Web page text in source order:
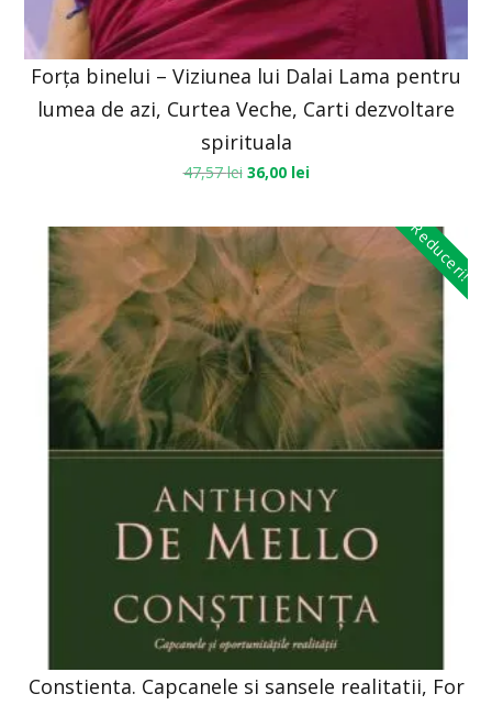
Forța binelui – Viziunea lui Dalai Lama pentru
lumea de azi, Curtea Veche, Carti dezvoltare
spirituala
47,57lei 36,00 lei
Reduceri!
Constienta. Capcanele si sansele realitatii, For